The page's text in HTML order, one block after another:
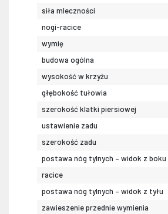
siła mleczności
nogi-racice
wymię
budowa ogólna
wysokość w krzyżu
głębokość tułowia
szerokość klatki piersiowej
ustawienie zadu
szerokość zadu
postawa nóg tylnych – widok z boku
racice
postawa nóg tylnych – widok z tyłu
zawieszenie przednie wymienia